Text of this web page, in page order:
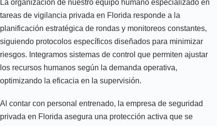
La organización de nuestro equipo humano especializado en
tareas de vigilancia privada en Florida responde a la
planificación estratégica de rondas y monitoreos constantes,
siguiendo protocolos específicos diseñados para minimizar
riesgos. Integramos sistemas de control que permiten ajustar
los recursos humanos según la demanda operativa,
optimizando la eficacia en la supervisión.
Al contar con personal entrenado, la empresa de seguridad
privada en Florida asegura una protección activa que se